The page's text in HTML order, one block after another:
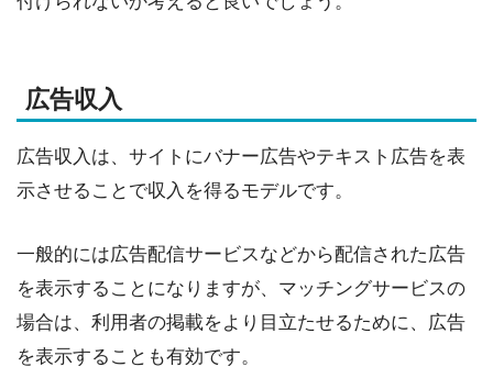
広告収入
広告収入は、サイトにバナー広告やテキスト広告を表
示させることで収入を得るモデルです。
一般的には広告配信サービスなどから配信された広告
を表示することになりますが、マッチングサービスの
場合は、利用者の掲載をより目立たせるために、広告
を表示することも有効です。